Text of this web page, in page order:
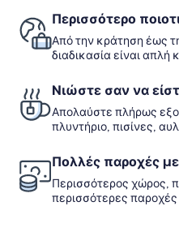
Περισσότερο
Από την κράτηση έως
διαδικασία είναι απλή
Νιώστε σαν να
Απολαύστε πλήρως
πλυντήριο, πισίνες,
Πολλές παροχές
Περισσότερος χώρος,
περισσότερες